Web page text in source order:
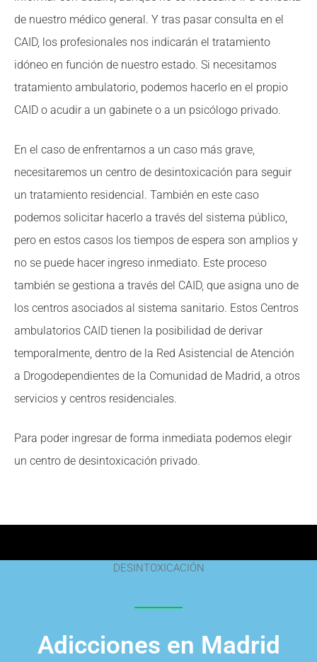
de nuestro médico general. Y tras pasar consulta en el
CAID, los profesionales nos indicarán el tratamiento
idóneo en función de nuestro estado. Si necesitamos
tratamiento ambulatorio, podemos hacerlo en el propio
CAID o acudir a un gabinete o a un psicólogo privado.
En el caso de enfrentarnos a un caso más grave,
necesitaremos un centro de desintoxicación para seguir
un tratamiento residencial. También en este caso
podemos solicitar hacerlo a través del sistema público,
pero en estos casos los tiempos de espera son amplios y
no se puede hacer ingreso inmediato. Este proceso
también se gestiona a través del CAID, que asigna uno de
los centros asociados al sistema sanitario. Estos Centros
ambulatorios CAID tienen la posibilidad de derivar
temporalmente, dentro de la Red Asistencial de Atención
a Drogodependientes de la Comunidad de Madrid, a otros
servicios y centros residenciales.
Para poder ingresar de forma inmediata podemos elegir
un centro de desintoxicación privado.
DESINTOXICACIÓN
Adicciones en Madrid